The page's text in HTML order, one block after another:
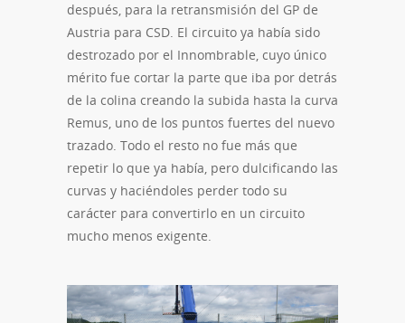
después, para la retransmisión del GP de
Austria para CSD. El circuito ya había sido
destrozado por el Innombrable, cuyo único
mérito fue cortar la parte que iba por detrás
de la colina creando la subida hasta la curva
Remus, uno de los puntos fuertes del nuevo
trazado. Todo el resto no fue más que
repetir lo que ya había, pero dulcificando las
curvas y haciéndoles perder todo su
carácter para convertirlo en un circuito
mucho menos exigente.